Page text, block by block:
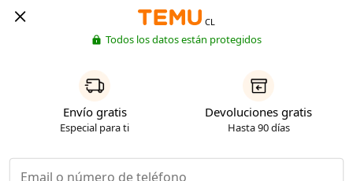
CL
Todos los datos están protegidos
Envío gratis
Especial para ti
Devoluciones gratis
Hasta 90 días